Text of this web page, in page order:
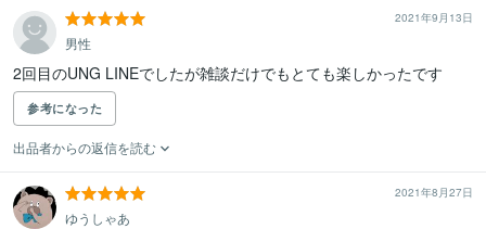
2021年9月13日
男性
2回目のUNG LINEでしたが雑談だけでもとても楽しかったです
参考になった
出品者からの返信を読む
2021年8月27日
ゆうしゃあ